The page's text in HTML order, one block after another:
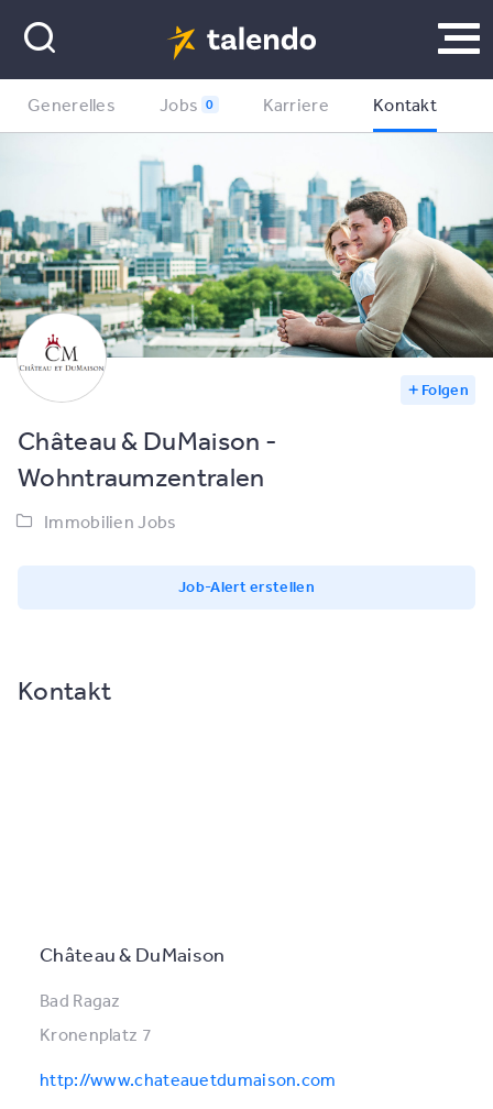
Folgen
Generelles Jobs 0 Karriere Kontakt
Château & DuMaison -
Wohntraumzentralen
Immobilien Jobs
Job-Alert erstellen
Kontakt
Château & DuMaison
Bad Ragaz
Kronenplatz 7
http://www.chateauetdumaison.com